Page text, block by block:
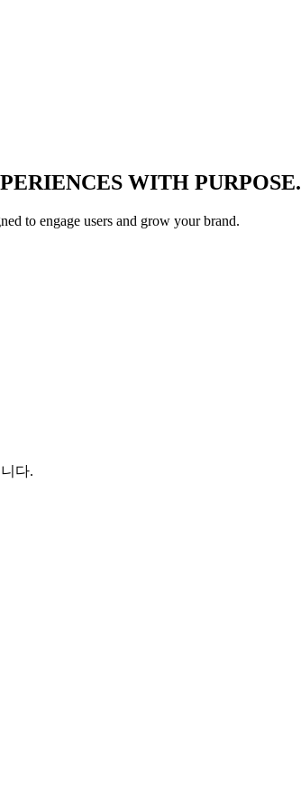
WITH PURPOSE.
to engage users and grow your brand.
다.